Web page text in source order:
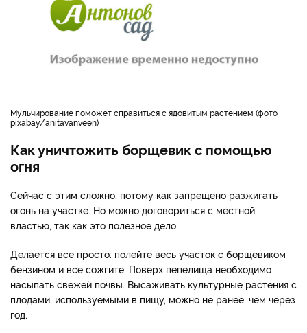
Мульчирование поможет справиться с ядовитым растением (фото
pixabay/anitavanveen)
Как уничтожить борщевик с помощью
огня
Сейчас с этим сложно, потому как запрещено разжигать
огонь на участке. Но можно договориться с местной
властью, так как это полезное дело.
Делается все просто: полейте весь участок с борщевиком
бензином и все сожгите. Поверх пепелища необходимо
насыпать свежей почвы. Высаживать культурные растения с
плодами, используемыми в пищу, можно не ранее, чем через
год.